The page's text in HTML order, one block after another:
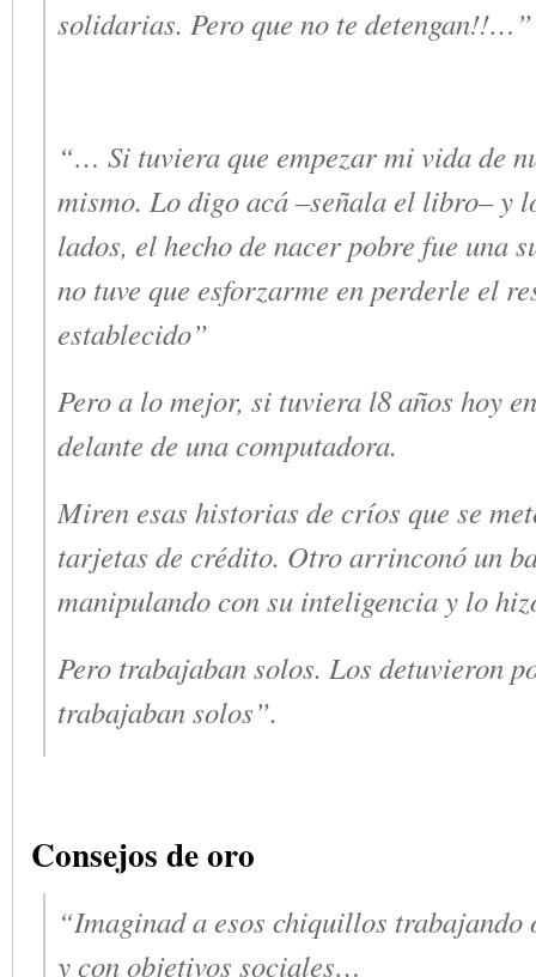
solidarias. Pero que no te detengan!!…”
“… Si tuviera que empezar mi vida de
mismo. Lo digo acá –señala el libro– y
lados, el hecho de nacer pobre fue una
no tuve que esforzarme en perderle el
establecido”
Pero a lo mejor, si tuviera l8 años hoy
delante de una computadora.
Miren esas historias de críos que se
tarjetas de crédito. Otro arrinconó un
manipulando con su inteligencia y lo
Pero trabajaban solos. Los detuvieron
trabajaban solos”.
Consejos de oro
“Imaginad a esos chiquillos trabajando
y con objetivos sociales…